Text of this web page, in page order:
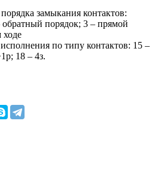
замыкания контактов:
порядок; 3 – прямой
ходе
по типу контактов: 15 –
18 – 4з.